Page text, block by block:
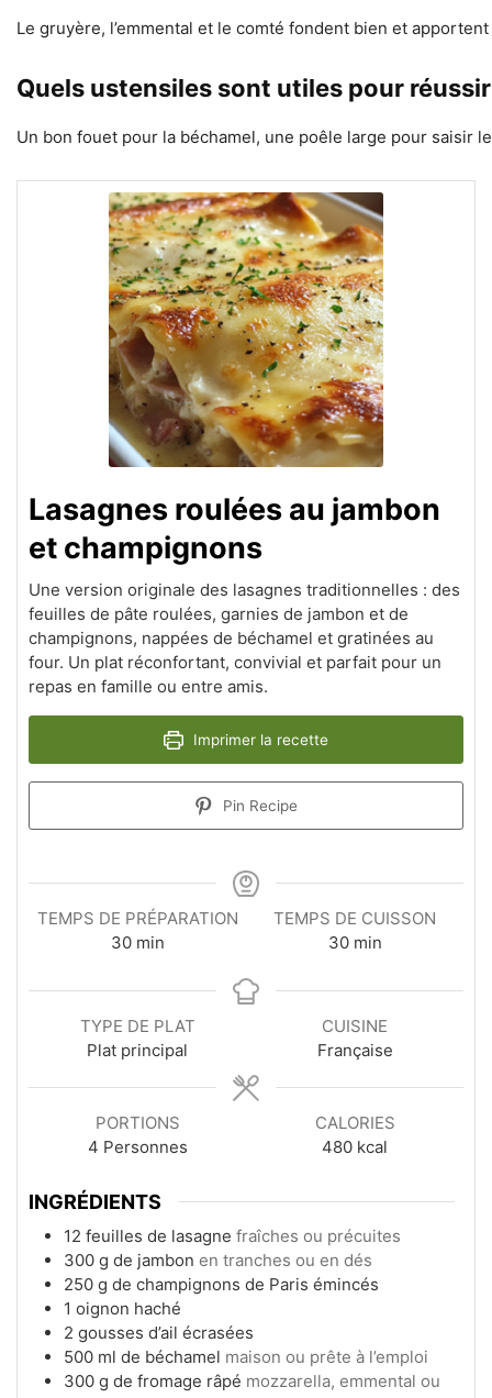
Le gruyère, l’emmental et le comté fondent bien et
Quels ustensiles sont utiles pour
Un bon fouet pour la béchamel, une poêle large pour saisir
Lasagnes roulées au jambon
et champignons
Une version originale des lasagnes traditionnelles : des
feuilles de pâte roulées, garnies de jambon et de
champignons, nappées de béchamel et gratinées au
four. Un plat réconfortant, convivial et parfait pour un
repas en famille ou entre amis.
Imprimer la recette
Pin Recipe
TEMPS DE PRÉPARATION
30minutes
min
TEMPS DE CUISSON
30minutes
min
TYPE DE PLAT
Plat principal
CUISINE
Française
PORTIONS
4 Personnes
CALORIES
480 kcal
INGRÉDIENTS
12 feuilles de lasagne fraîches ou précuites
300 g de jambon en tranches ou en dés
250 g de champignons de Paris émincés
1 oignon haché
2 gousses d’ail écrasées
500 ml de béchamel maison ou prête à l’emploi
300 g de fromage râpé mozzarella, emmental ou